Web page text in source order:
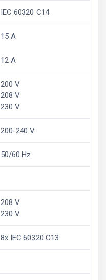
IEC 60320 C14
15 A
12 A
200 V
208 V
230 V
200-240 V
50/60 Hz
208 V
230 V
8x IEC 60320 C13